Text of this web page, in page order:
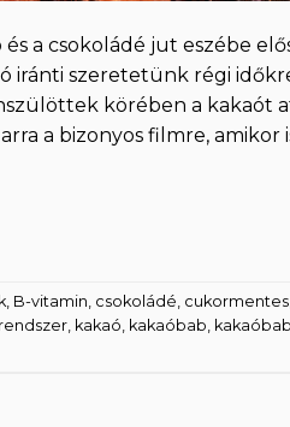
a csokoládé jut eszébe
iránti szeretetünk régi
körében a kakaót
a bizonyos filmre, amikor
, B-vitamin, csokoládé, cukormentes
, kakaó, kakaóbab,